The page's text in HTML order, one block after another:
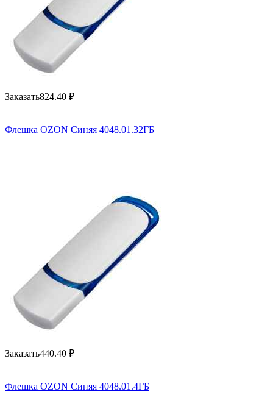
Заказать824.40 ₽
Флешка OZON Синяя 4048.01.32ГБ
Заказать440.40 ₽
Флешка OZON Синяя 4048.01.4ГБ